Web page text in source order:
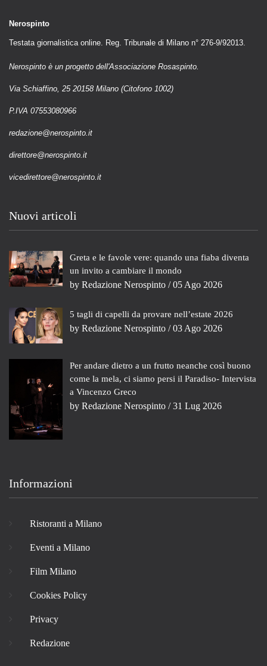
Nerospinto
Testata giornalistica online. Reg. Tribunale di Milano n° 276-9/92013.
Nerospinto è un progetto dell'Associazione Rosaspinto.
Via Schiaffino, 25 20158 Milano (Citofono 1002)
P.IVA 07553080966
redazione@nerospinto.it
direttore@nerospinto.it
vicedirettore@nerospinto.it
Nuovi articoli
Greta e le favole vere: quando una fiaba diventa
un invito a cambiare il mondo
by Redazione Nerospinto / 05 Ago 2026
5 tagli di capelli da provare nell’estate 2026
by Redazione Nerospinto / 03 Ago 2026
Per andare dietro a un frutto neanche così buono
come la mela, ci siamo persi il Paradiso- Intervista
a Vincenzo Greco
by Redazione Nerospinto / 31 Lug 2026
Informazioni
Ristoranti a Milano
Eventi a Milano
Film Milano
Cookies Policy
Privacy
Redazione